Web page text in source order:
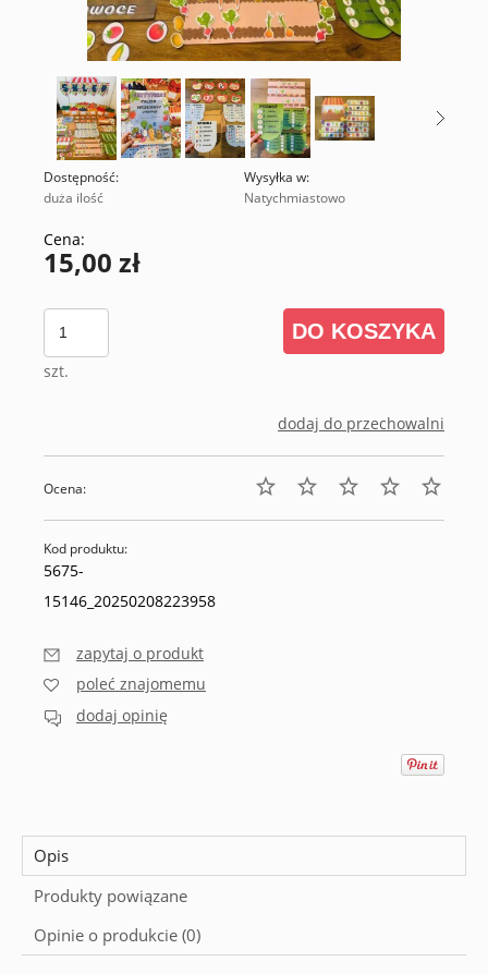
Dostępność:
duża ilość
Wysyłka w:
Natychmiastowo
Cena:
15,00 zł
szt.
DO KOSZYKA
dodaj do przechowalni
Ocena:
Kod produktu:
5675-
15146_20250208223958
zapytaj o produkt
poleć znajomemu
dodaj opinię
Opis
Produkty powiązane
Opinie o produkcie (0)